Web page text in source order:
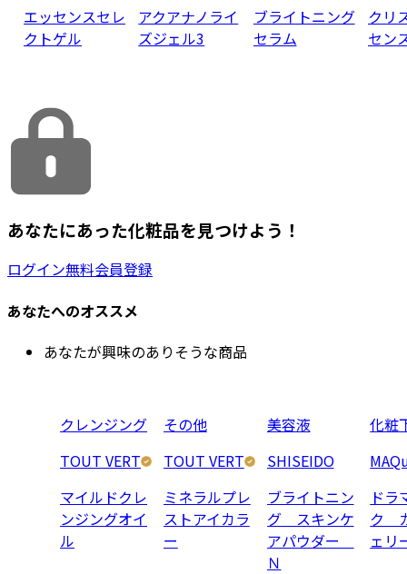
エッセンスセレ
クトゲル
アクアナノライ
ズジェル3
ブライトニング
セラム
クリ
セン
あなたにあった化粧品を見つけよう！
ログイン無料会員登録
あなたへのオススメ
あなたが興味のありそうな商品
クレンジング
TOUT VERT
マイルドクレ
ンジングオイ
ル
その他
TOUT VERT
ミネラルプレ
ストアイカラ
ー
美容液
SHISEIDO
ブライトニン
グ スキンケ
アパウダー
Ｎ
化粧
ドラ
ク
ェ